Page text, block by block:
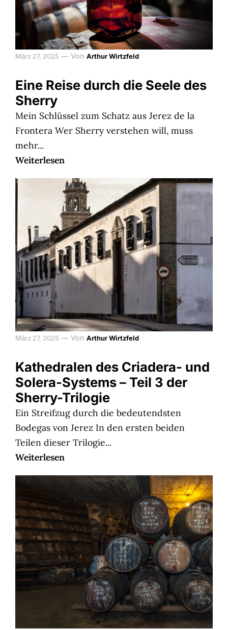
März 27, 2025 — Von Arthur Wirtzfeld
Eine Reise durch die Seele des
Sherry
Mein Schlüssel zum Schatz aus Jerez de la
Frontera Wer Sherry verstehen will, muss
mehr...
Weiterlesen
März 27, 2025 — Von Arthur Wirtzfeld
Kathedralen des Criadera- und
Solera-Systems – Teil 3 der
Sherry-Trilogie
Ein Streifzug durch die bedeutendsten
Bodegas von Jerez In den ersten beiden
Teilen dieser Trilogie...
Weiterlesen